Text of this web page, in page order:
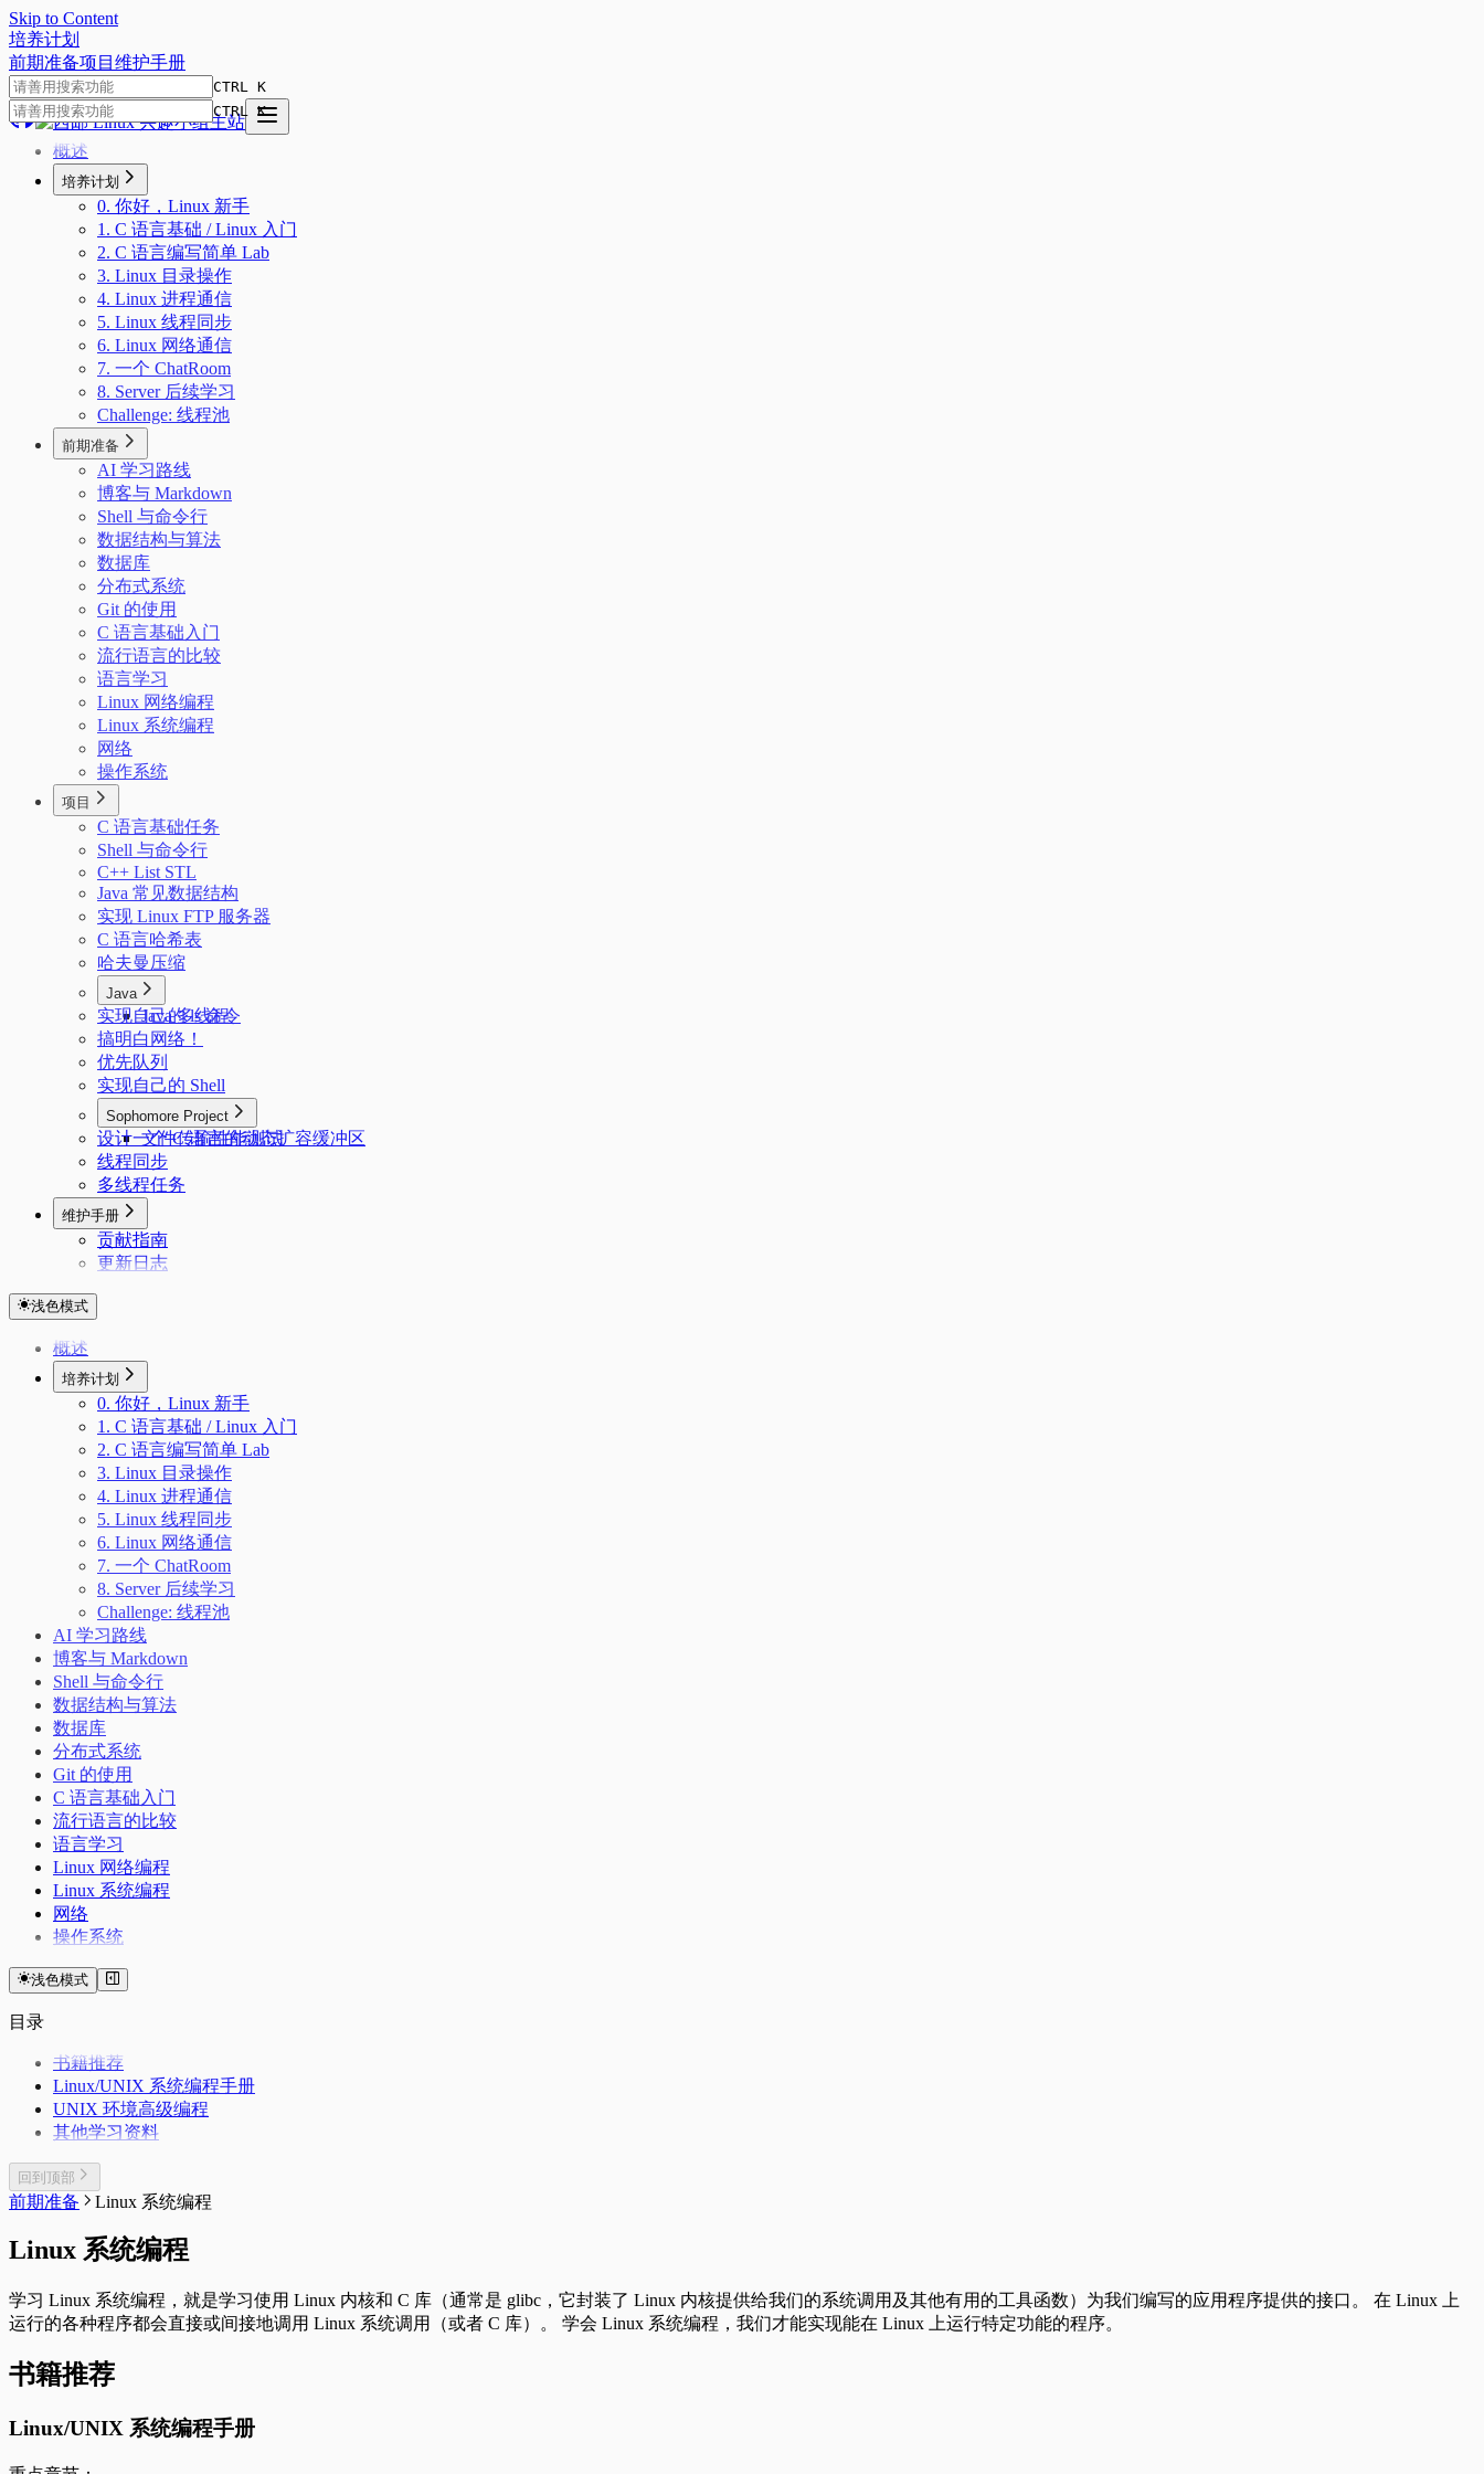
Skip to Content
培养计划
前期准备项目 维护手册
CTRL K
CTRL K
概述
培养计划
0. 你好，Linux 新手
1. C 语言基础 / Linux 入门
2. C 语言编写简单 Lab
3. Linux 目录操作
4. Linux 进程通信
5. Linux 线程同步
6. Linux 网络通信
7. 一个 ChatRoom
8. Server 后续学习
Challenge: 线程池
前期准备
AI 学习路线
博客与 Markdown
Shell 与命令行
数据结构与算法
数据库
分布式系统
Git 的使用
C 语言基础入门
流行语言的比较
语言学习
Linux 网络编程
Linux 系统编程
网络
操作系统
项目
C 语言基础任务
Shell 与命令行
C++ List STL
Java 常见数据结构
实现 Linux FTP 服务器
C 语言哈希表
哈夫曼压缩
Java
Java 多线程
实现自己的 ls 命令
搞明白网络！
优先队列
实现自己的 Shell
Sophomore Project
文件传输性能测试
设计一个 C 语言的动态扩容缓冲区
线程同步
多线程任务
维护手册
贡献指南
更新日志
浅色模式
概述
培养计划
0. 你好，Linux 新手
1. C 语言基础 / Linux 入门
2. C 语言编写简单 Lab
3. Linux 目录操作
4. Linux 进程通信
5. Linux 线程同步
6. Linux 网络通信
7. 一个 ChatRoom
8. Server 后续学习
Challenge: 线程池
AI 学习路线
博客与 Markdown
Shell 与命令行
数据结构与算法
数据库
分布式系统
Git 的使用
C 语言基础入门
流行语言的比较
语言学习
Linux 网络编程
Linux 系统编程
网络
操作系统
浅色模式
目录
书籍推荐
Linux/UNIX 系统编程手册
UNIX 环境高级编程
其他学习资料
回到顶部
前期准备 Linux 系统编程
Linux 系统编程
学习 Linux 系统编程，就是学习使用 Linux 内核和 C 库（通常是 glibc，它封装了 Linux 内核提供给我们的系统调用及其他有用的工具函数）为我们编写的应用程序提供的接口。 在 Linux 上
运行的各种程序都会直接或间接地调用 Linux 系统调用（或者 C 库）。 学会 Linux 系统编程，我们才能实现能在 Linux 上运行特定功能的程序。
书籍推荐
Linux/UNIX 系统编程手册